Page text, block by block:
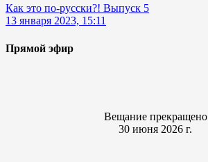
Как это по-русски?! Выпуск 5
13 января 2023, 15:11
Прямой эфир
Вещание прекращено
30 июня 2026 г.